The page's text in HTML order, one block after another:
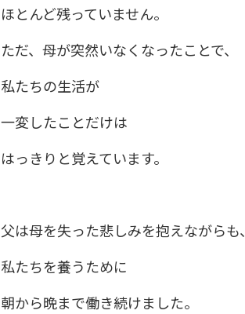
ほとんど残っていません。
ただ、母が突然いなくなったことで、
私たちの生活が
一変したことだけは
はっきりと覚えています。
父は母を失った悲しみを抱えながらも、
私たちを養うために
朝から晩まで働き続けました。